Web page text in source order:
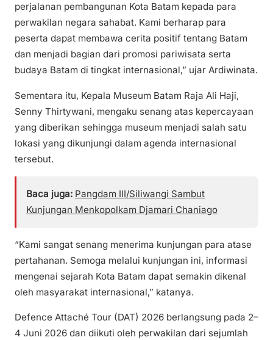
perjalanan pembangunan Kota Batam kepada para
perwakilan negara sahabat. Kami berharap para
peserta dapat membawa cerita positif tentang Batam
dan menjadi bagian dari promosi pariwisata serta
budaya Batam di tingkat internasional,” ujar Ardiwinata.
Sementara itu, Kepala Museum Batam Raja Ali Haji,
Senny Thirtywani, mengaku senang atas kepercayaan
yang diberikan sehingga museum menjadi salah satu
lokasi yang dikunjungi dalam agenda internasional
tersebut.
Baca juga: Pangdam III/Siliwangi Sambut
Kunjungan Menkopolkam Djamari Chaniago
“Kami sangat senang menerima kunjungan para atase
pertahanan. Semoga melalui kunjungan ini, informasi
mengenai sejarah Kota Batam dapat semakin dikenal
oleh masyarakat internasional,” katanya.
Defence Attaché Tour (DAT) 2026 berlangsung pada 2–
4 Juni 2026 dan diikuti oleh perwakilan dari sejumlah